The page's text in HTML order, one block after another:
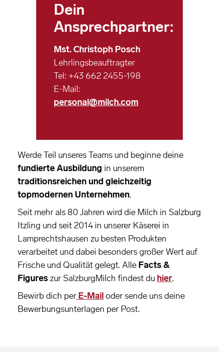
Dein
Ansprechpartner:
Mst. Christoph Posch
Lehrlingsbeauftragter
Tel: +43 662 2455-198
E-Mail:
personal@milch.com
Werde Teil unseres Teams und beginne deine
fundierte Ausbildung in unserem
traditionsreichen und gleichzeitig
topmodernen Unternehmen.
Seit mehr als 80 Jahren wird die Milch in Salzburg
Itzling und seit 2014 in unserer Käserei in
Lamprechtshausen zu besten Produkten
verarbeitet und dabei besonders großer Wert auf
Frische und Qualität gelegt. Alle Facts &
Figureszur SalzburgMilch findest du hier.
Bewirb dich per E-Mailoder sende uns deine
Bewerbungsunterlagen per Post.